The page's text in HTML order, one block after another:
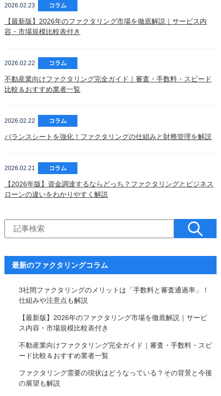
2026.02.23 コラム
【最新版】2026年のファクタリング市場を徹底解説｜サービス内
容・市場規模比較表付き
2026.02.22 コラム
不動産業向けファクタリング完全ガイド｜審査・手数料・スピード
比較＆おすすめ業者一覧
2026.02.22 コラム
バランスシートを強化！ファクタリングの仕組みと財務管理を解説
2026.02.21 コラム
【2026年版】資金調達するならどっち？ファクタリングとビジネス
ローンの違いをわかりやすく解説
最新のファクタリングコラム
3社間ファクタリングのメリットは「手数料と審査通過率」！
仕組みや注意点も解説
【最新版】2026年のファクタリング市場を徹底解説｜サービ
ス内容・市場規模比較表付き
不動産業向けファクタリング完全ガイド｜審査・手数料・スピ
ード比較＆おすすめ業者一覧
ファクタリング需要の現状はどうなっている？その背景と今後
の展望も解説